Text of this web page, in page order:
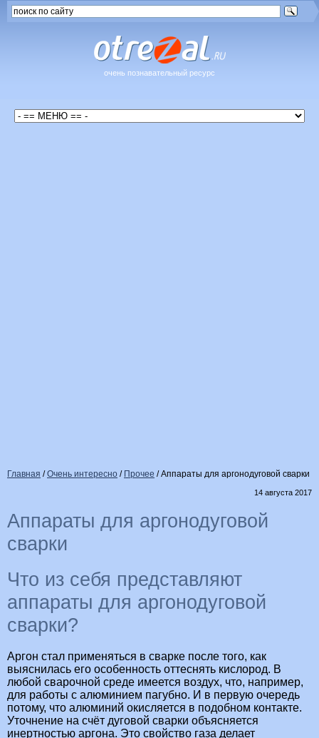
очень познавательный ресурс
Главная /Очень интересно / Прочее /Аппараты для аргонодуговой сварки
14 августа 2017
Аппараты для аргонодуговой
сварки
Что из себя представляют
аппараты для аргонодуговой
сварки?
Аргон стал применяться в сварке после того, как
выяснилась его особенность оттеснять кислород. В
любой сварочной среде имеется воздух, что, например,
для работы с алюминием пагубно. И в первую очередь
потому, что алюминий окисляется в подобном контакте.
Уточнение на счёт дуговой сварки объясняется
инертностью аргона. Это свойство газа делает